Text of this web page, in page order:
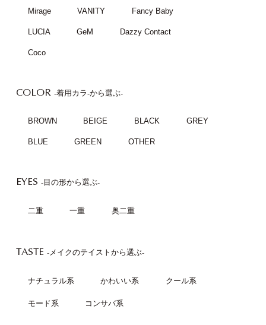
Mirage VANITY Fancy Baby
LUCIA GeM Dazzy Contact
Coco
COLOR -着用カラ-から選ぶ-
BROWN BEIGE BLACK GREY
BLUE GREEN OTHER
EYES -目の形から選ぶ-
二重 一重 奥二重
TASTE -メイクのテイストから選ぶ-
ナチュラル系 かわいい系 クール系
モード系 コンサバ系